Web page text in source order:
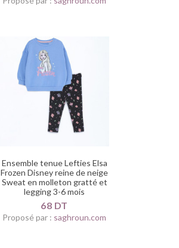
Ensemble tenue Lefties Elsa
Frozen Disney reine de neige
Sweat en molleton gratté et
legging 3-6 mois
68 DT
Proposé par : saghroun.com